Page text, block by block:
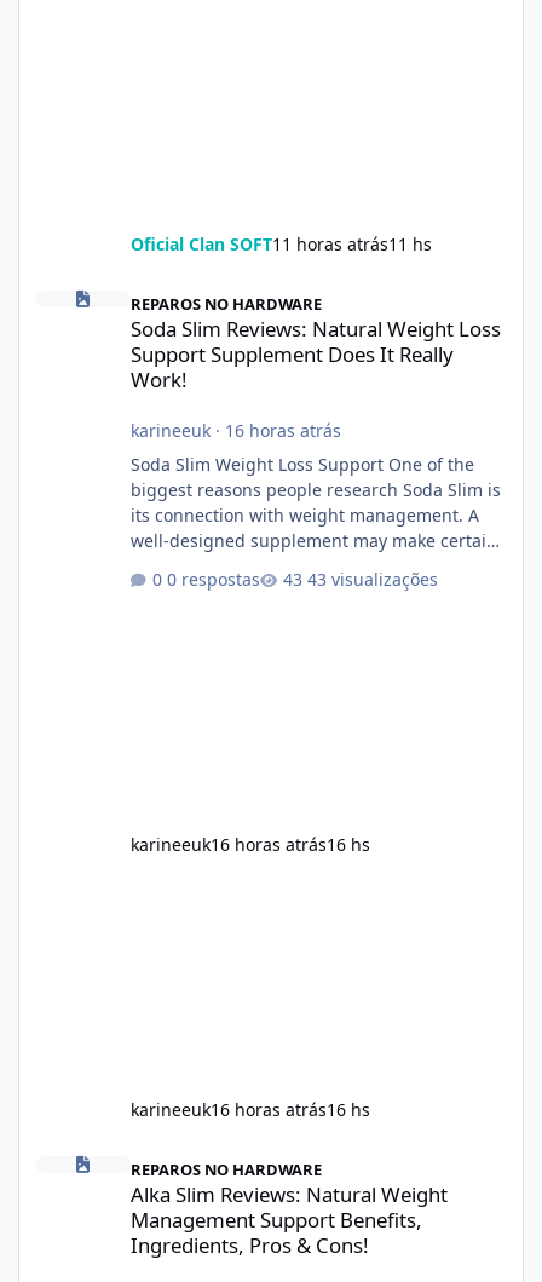
Oficial Clan SOFT11 horas atrás11 hs
Soda Slim Reviews: Natural Weight Loss Support Supplement
REPAROS NO HARDWARE
Soda Slim Reviews: Natural Weight Loss
Support Supplement Does It Really
Work!
karineeuk· 16 horas atrás
Soda Slim Weight Loss Support One of the
biggest reasons people research Soda Slim is
its connection with weight management. A
well-designed supplement may make certain
maintain, depending on its ingredients and
0 respostas 43 visualizações
karineeuk16 horas atrás16 hs
karineeuk16 horas atrás16 hs
Alka Slim Reviews: Natural Weight Management Support
REPAROS NO HARDWARE
Alka Slim Reviews: Natural Weight
Management Support Benefits,
Ingredients, Pros & Cons!